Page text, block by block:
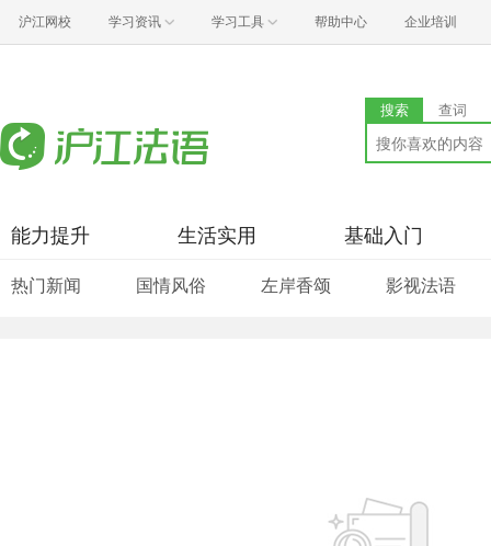
沪江网校 学习资讯 学习工具 帮助中心 企业培训
搜索 查词
能力提升 生活实用 基础入门
热门新闻 国情风俗 左岸香颂 影视法语